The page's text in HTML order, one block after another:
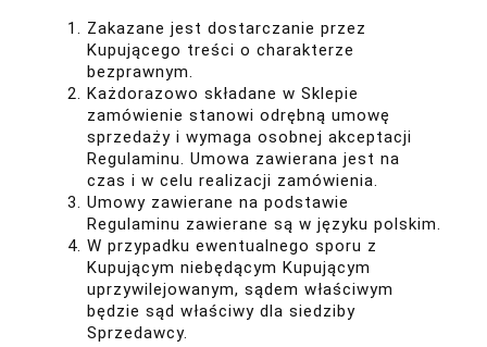
Zakazane jest dostarczanie przez
Kupującego treści o charakterze
bezprawnym.
Każdorazowo składane w Sklepie
zamówienie stanowi odrębną umowę
sprzedaży i wymaga osobnej akceptacji
Regulaminu. Umowa zawierana jest na
czas i w celu realizacji zamówienia.
Umowy zawierane na podstawie
Regulaminu zawierane są w języku polskim.
W przypadku ewentualnego sporu z
Kupującym niebędącym Kupującym
uprzywilejowanym, sądem właściwym
będzie sąd właściwy dla siedziby
Sprzedawcy.